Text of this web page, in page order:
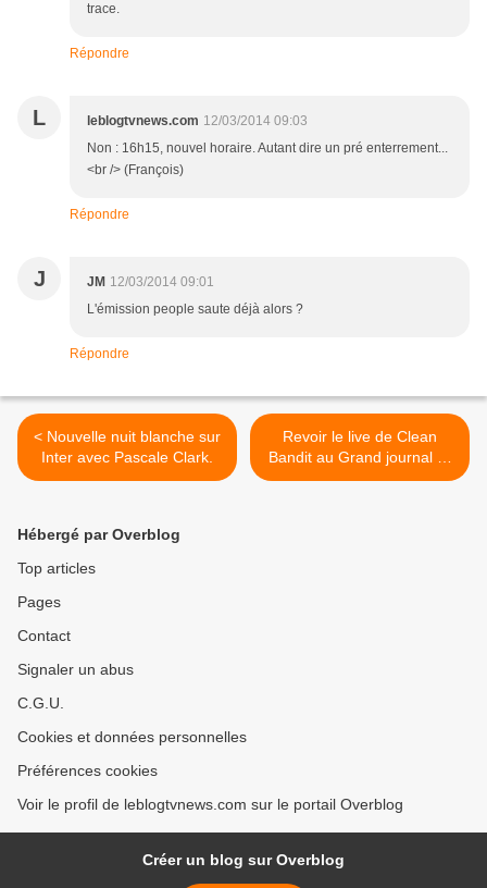
trace.
Répondre
L leblogtvnews.com 12/03/2014 09:03
Non : 16h15, nouvel horaire. Autant dire un pré enterrement...
<br /> (François)
Répondre
J JM 12/03/2014 09:01
L'émission people saute déjà alors ?
Répondre
< Nouvelle nuit blanche sur
Inter avec Pascale Clark.
Revoir le live de Clean
Bandit au Grand journal (2
titres). >
Hébergé par Overblog
Top articles
Pages
Contact
Signaler un abus
C.G.U.
Cookies et données personnelles
Préférences cookies
Voir le profil de leblogtvnews.com sur le portail Overblog
Créer un blog sur Overblog